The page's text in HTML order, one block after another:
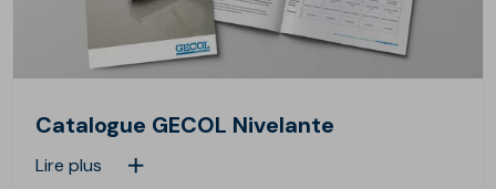
Catalogue GECOL Nivelante
Lire plus